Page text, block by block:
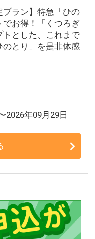
プラン】特急「ひの
でお得！「くつろぎ
とした、これまで
とり」を是非体感
2026年09月29日